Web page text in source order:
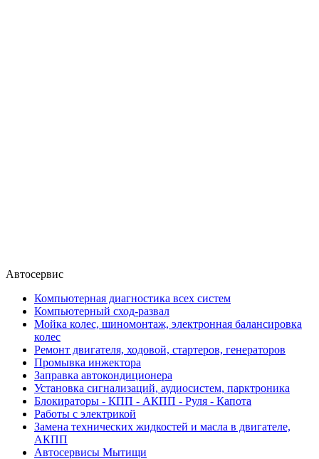
Автосервис
Компьютерная диагностика всех систем
Компьютерный сход-развал
Мойка колес, шиномонтаж, электронная балансировка
колес
Ремонт двигателя, ходовой, стартеров, генераторов
Промывка инжектора
Заправка автокондиционера
Установка сигнализаций, аудиосистем, парктроника
Блокираторы - КПП - АКПП - Руля - Капота
Работы с электрикой
Замена технических жидкостей и масла в двигателе,
АКПП
Автосервисы Мытищи